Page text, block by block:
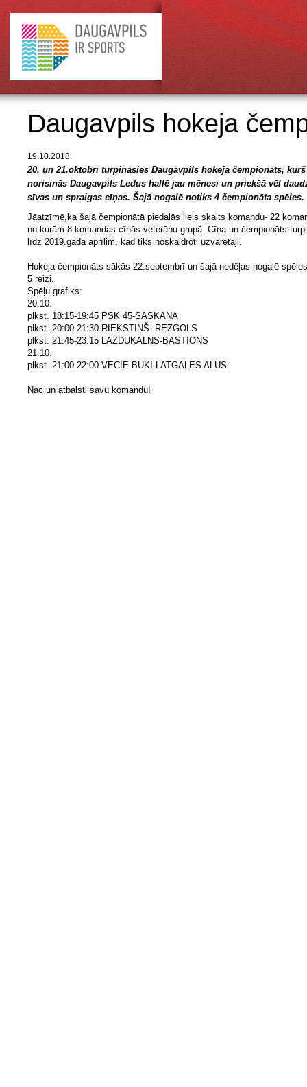
Daugavpils hokeja
19.10.2018.
20. un 21.oktobrī turpināsies Daugavpils hokeja čempionāts, kurš
norisinās Daugavpils Ledus hallē jau mēnesi un priekšā vēl
sīvas un spraigas cīņas. Šajā nogalē notiks 4 čempionāta spēles.
Jāatzīmē,ka šajā čempionātā piedalās liels skaits komandu- 22
no kurām 8 komandas cīnās veterānu grupā. Cīņa un čempionāts
līdz 2019.gada aprīlim, kad tiks noskaidroti uzvarētāji.
Hokeja čempionāts sākās 22.septembrī un šajā nedēļas nogalē
5 reizi.
Spēļu grafiks:
20.10.
plkst. 18:15-19:45 PSK 45-SASKAŅA
plkst. 20:00-21:30 RIEKSTIŅŠ- REZGOLS
plkst. 21:45-23:15 LAZDUKALNS-BASTIONS
21.10.
plkst. 21:00-22:00 VECIE BUKI-LATGALES ALUS
Nāc un atbalsti savu komandu!